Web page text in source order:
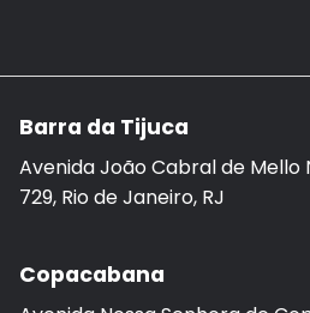
Barra da Tijuca
Avenida João Cabral de Mello
729, Rio de Janeiro, RJ
Copacabana